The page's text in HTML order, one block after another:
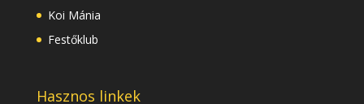
Koi Mánia
Festőklub
Hasznos linkek